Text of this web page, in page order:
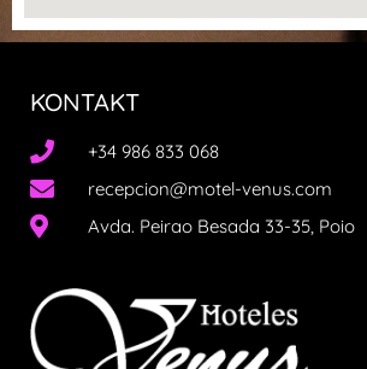
KONTAKT
+34 986 833 068
recepcion@motel-venus.com
Avda. Peirao Besada 33-35, Poio